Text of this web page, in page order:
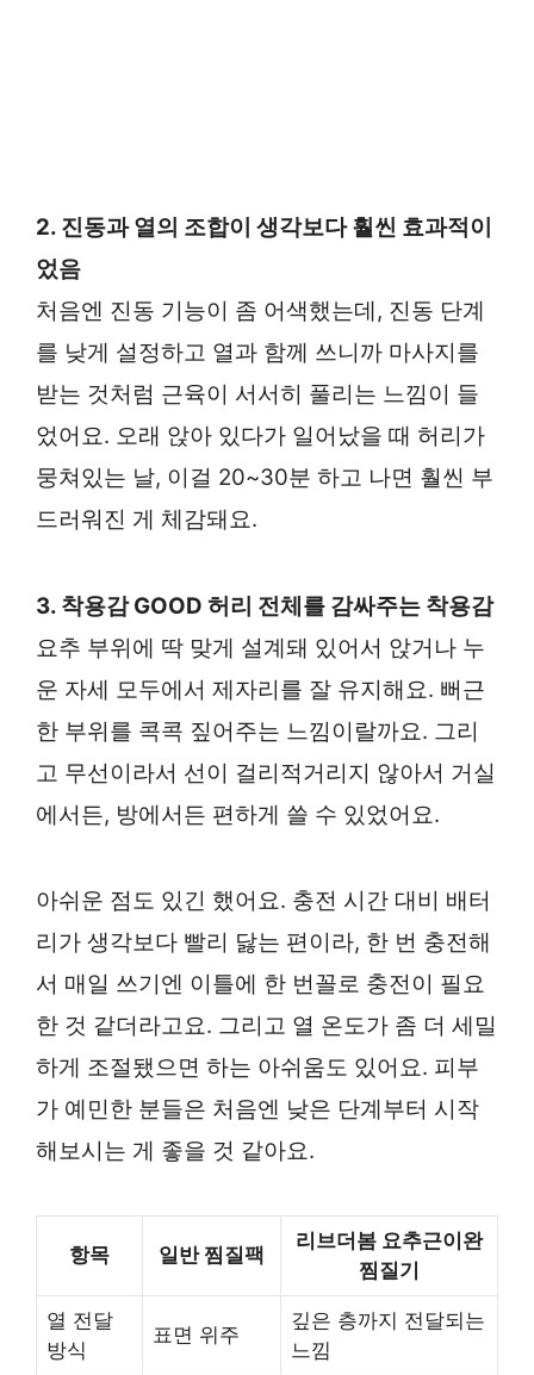
2. 진동과 열의 조합이 생각보다 훨씬 효과적이
었음
처음엔 진동 기능이 좀 어색했는데, 진동 단계
를 낮게 설정하고 열과 함께 쓰니까 마사지를
받는 것처럼 근육이 서서히 풀리는 느낌이 들
었어요. 오래 앉아 있다가 일어났을 때 허리가
뭉쳐있는 날, 이걸 20~30분 하고 나면 훨씬 부
드러워진 게 체감돼요.
3. 착용감 GOOD 허리 전체를 감싸주는 착용감
요추 부위에 딱 맞게 설계돼 있어서 앉거나 누
운 자세 모두에서 제자리를 잘 유지해요. 뻐근
한 부위를 콕콕 짚어주는 느낌이랄까요. 그리
고 무선이라서 선이 걸리적거리지 않아서 거실
에서든, 방에서든 편하게 쓸 수 있었어요.
아쉬운 점도 있긴 했어요. 충전 시간 대비 배터
리가 생각보다 빨리 닳는 편이라, 한 번 충전해
서 매일 쓰기엔 이틀에 한 번꼴로 충전이 필요
한 것 같더라고요. 그리고 열 온도가 좀 더 세밀
하게 조절됐으면 하는 아쉬움도 있어요. 피부
가 예민한 분들은 처음엔 낮은 단계부터 시작
해보시는 게 좋을 것 같아요.
항목 일반 찜질팩
리브더봄 요추근이완
찜질기
열 전달
방식
표면 위주
깊은 층까지 전달되는
느낌